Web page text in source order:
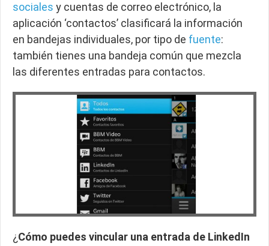
sociales y cuentas de correo electrónico, la
aplicación ‘contactos’ clasificará la información
en bandejas individuales, por tipo de fuente:
también tienes una bandeja común que mezcla
las diferentes entradas para contactos.
¿Cómo puedes vincular una entrada de LinkedIn